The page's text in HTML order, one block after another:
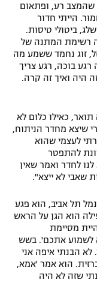
שהמצב רע, ופתאום
הייתי חדור
ביטולי טיסות.
רשימת המתנה של
זוג נחמד ששמע מה
בוכה, רגע צריך
היה ואיך זה קרה.
כאילו כלום לא
שיצא מחדר הניתוח,
לעצמי שהוא
להתפטר
לחדר ואמר שאין
שאבי לא ייצא".
תל אביב, הוא פגע
הוא הגן על הראש
מסיימת
לשמוע אתכם'. בשש
לא הבנתי איפה אני
הוא אמר 'אמא,
שזה לא היה